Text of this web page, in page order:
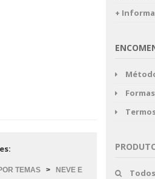
TEMAS >
NEVE E
+